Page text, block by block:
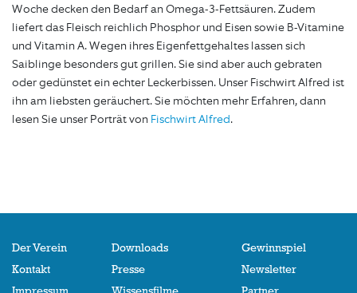
Woche decken den Bedarf an Omega-3-Fettsäuren. Zudem
liefert das Fleisch reichlich Phosphor und Eisen sowie B-Vitamine
und Vitamin A. Wegen ihres Eigenfettgehaltes lassen sich
Saiblinge besonders gut grillen. Sie sind aber auch gebraten
oder gedünstet ein echter Leckerbissen. Unser Fischwirt Alfred ist
ihn am liebsten geräuchert. Sie möchten mehr Erfahren, dann
lesen Sie unser Porträt von Fischwirt Alfred.
Der Verein
Kontakt
Downloads
Presse
Gewinnspiel
Newsletter